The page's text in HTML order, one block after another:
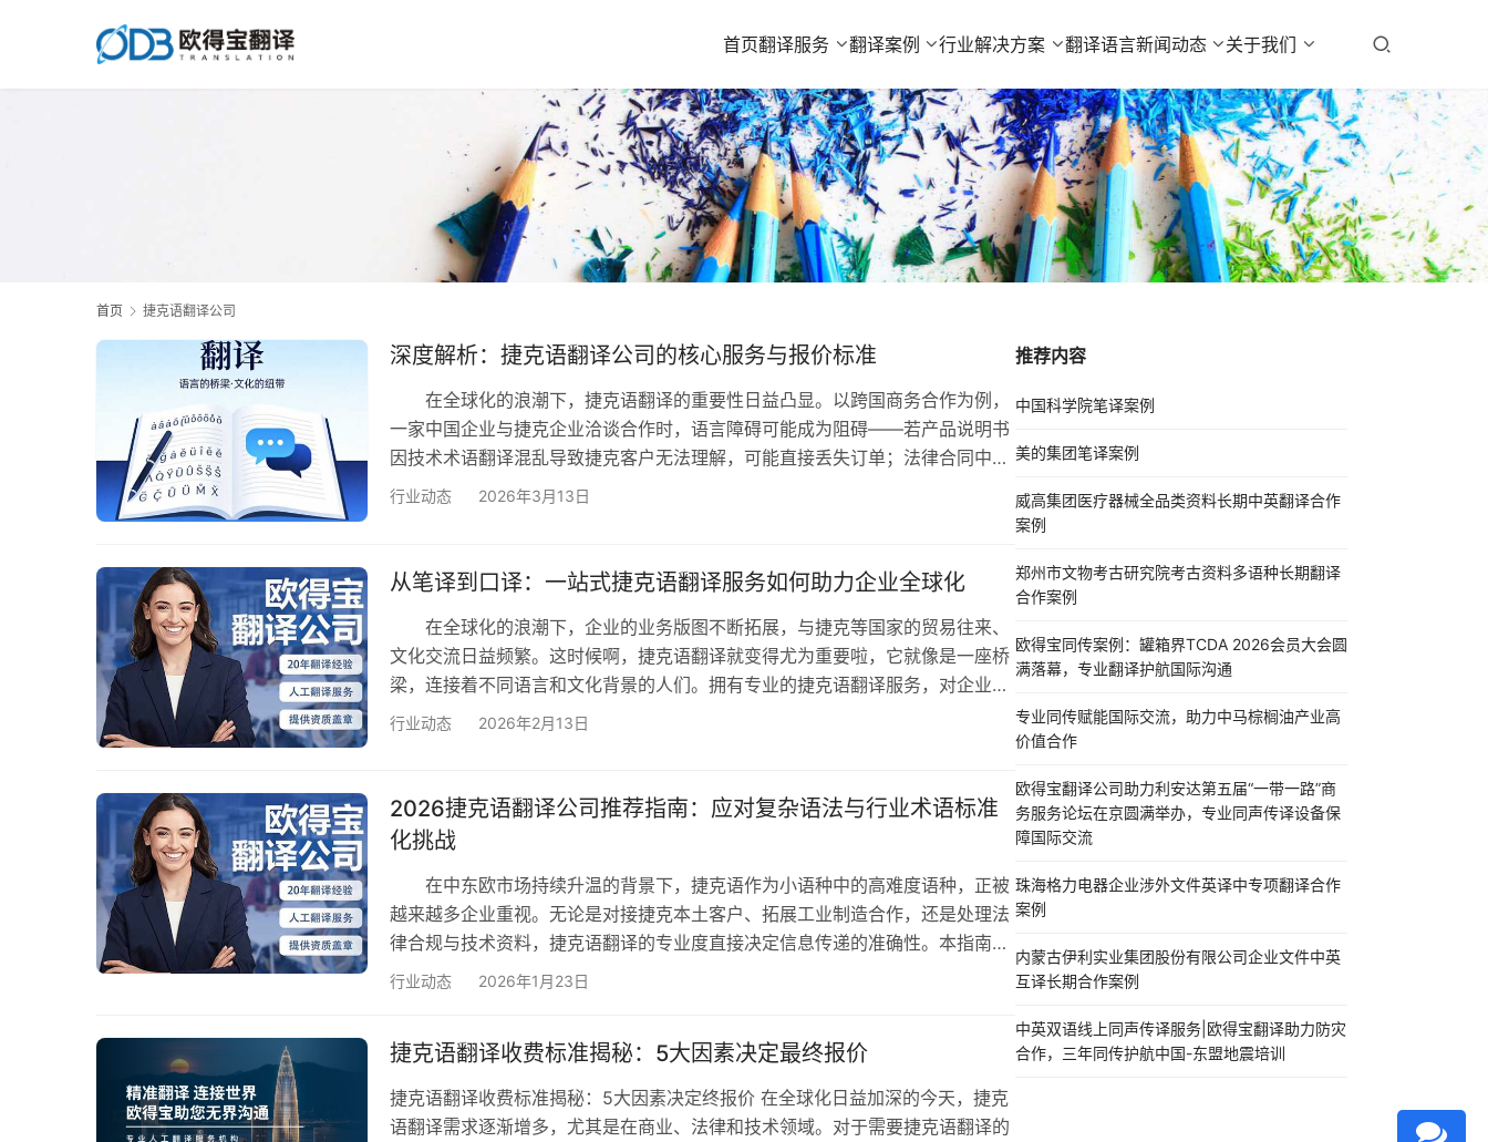
首页翻译服务 翻译案例 行业解决方案 翻译语言新闻动态 关于我们
首页 捷克语翻译公司
深度解析：捷克语翻译公司的核心服务与报价标准
在全球化的浪潮下，捷克语翻译的重要性日益凸显。以跨国商务合作为例，
一家中国企业与捷克企业洽谈合作时，语言障碍可能成为阻碍——若产品说明书
因技术术语翻译混乱导致捷克客户无法理解，可能直接丢失订单；法律合同中付
款条款的翻译偏差更可能引发法律纠纷。因此，选择专业的捷克语翻译服务，是
如欧得宝翻译公司，成立于2006年，不仅是全球化与本地化重点推荐机构，还
行业动态 2026年3月13日
从笔译到口译：一站式捷克语翻译服务如何助力企业全球化
在全球化的浪潮下，企业的业务版图不断拓展，与捷克等国家的贸易往来、
文化交流日益频繁。这时候啊，捷克语翻译就变得尤为重要啦，它就像是一座桥
梁，连接着不同语言和文化背景的人们。拥有专业的捷克语翻译服务，对企业的
国际化发展起着关键作用。 为什么选择专业捷克语翻译至关重要 精准
语的错误理解，可能就会导致双方对合同条款的理解出现偏差，进而引发商业纠
纷。专…
行业动态 2026年2月13日
2026捷克语翻译公司推荐指南：应对复杂语法与行业术语标准
化挑战
在中东欧市场持续升温的背景下，捷克语作为小语种中的高难度语种，正被
越来越多企业重视。无论是对接捷克本土客户、拓展工业制造合作，还是处理法
律合规与技术资料，捷克语翻译的专业度直接决定信息传递的准确性。本指南将
围绕捷克语翻译的核心难点，系统解析选择专业捷克语翻译公司的关键标准，并
句法灵活但逻辑严谨。捷克语翻译不仅需要扎实的语言功底，更要理解上下文逻
辑关系。…
行业动态 2026年1月23日
捷克语翻译收费标准揭秘：5大因素决定最终报价
捷克语翻译收费标准揭秘：5大因素决定终报价 在全球化日益加深的今天，捷克
语翻译需求逐渐增多，尤其是在商业、法律和技术领域。对于需要捷克语翻译的
推荐内容
中国科学院笔译案例
美的集团笔译案例
威高集团医疗器械全品类资料长期中英翻译合作
案例
郑州市文物考古研究院考古资料多语种长期翻译
合作案例
欧得宝同传案例：罐箱界TCDA 2026会员大会圆
满落幕，专业翻译护航国际沟通
专业同传赋能国际交流，助力中马棕榈油产业高
价值合作
欧得宝翻译公司助力利安达第五届“一带一路”商
务服务论坛在京圆满举办，专业同声传译设备保
障国际交流
珠海格力电器企业涉外文件英译中专项翻译合作
案例
内蒙古伊利实业集团股份有限公司企业文件中英
互译长期合作案例
中英双语线上同声传译服务|欧得宝翻译助力防灾
合作，三年同传护航中国-东盟地震培训